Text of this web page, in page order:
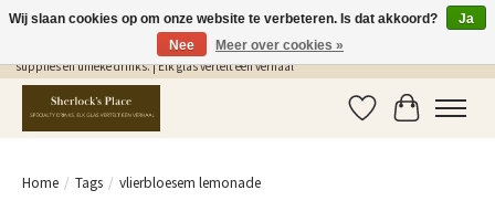
Gratis Verzending in NL vanaf €75,- | Sherlocks Place: dé plek voor MONIN siropen, bar
supplies en unieke drinks. | Elk glas vertelt een verhaal
Verlanglijst
Home / Tags / vlierbloesem lemonade
Wij slaan cookies op om onze website te verbeteren. Is dat akkoord?
Ja
Nee
Meer over cookies »